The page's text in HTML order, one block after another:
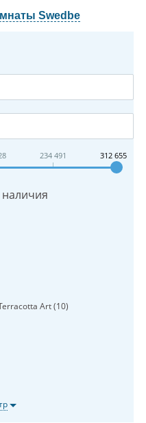
Swedbe
234 491 312 655
Art (10)